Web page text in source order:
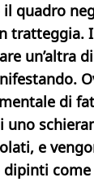
quadro
tratteggia.
un’altra
di
uno
e
dipinti